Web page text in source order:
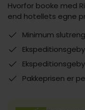
Hvorfor booke med
end hotellets egne
Minimum
Pakkeprisen er